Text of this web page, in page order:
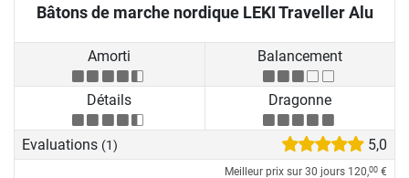
Bâtons de marche nordique LEKI Traveller Alu
Amorti Balancement
Détails Dragonne
Evaluations (1) 5,0
Meilleur prix sur 30 jours 120,00 €